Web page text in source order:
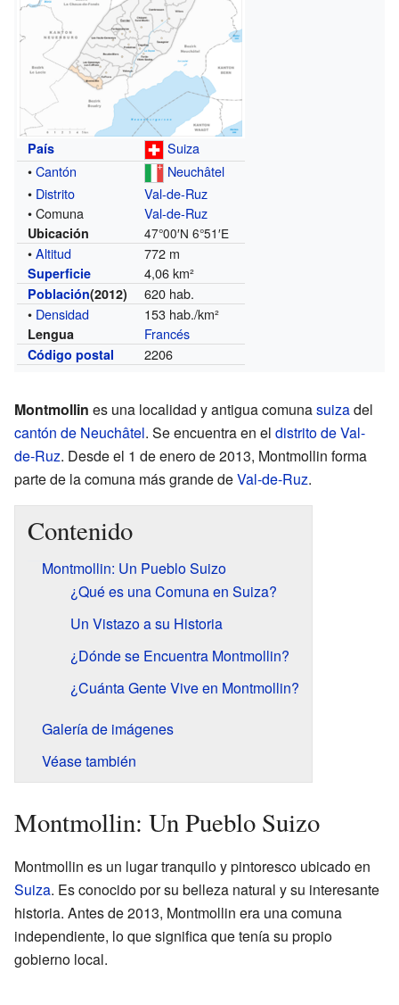
País
Suiza
•Cantón
Neuchâtel
• Distrito
Val-de-Ruz
• Comuna
Val-de-Ruz
Ubicación 47°00′N 6°51′E
•Altitud 772 m
Superficie 4,06 km²
Población(2012)
620 hab.
• Densidad 153 hab./km²
Lengua Francés
Código postal 2206
Montmollin es una localidad y antigua comunasuizadel
cantón de Neuchâtel. Se encuentra en el distrito de Val-
de-Ruz. Desde el 1 de enero de 2013, Montmollin forma
parte de la comuna más grande deVal-de-Ruz.
Contenido
Montmollin: Un Pueblo Suizo
¿Qué es una Comuna en Suiza?
Un Vistazo a su Historia
¿Dónde se Encuentra Montmollin?
¿Cuánta Gente Vive en Montmollin?
Galería de imágenes
Véase también
Montmollin: Un Pueblo Suizo
Montmollin es un lugar tranquilo y pintoresco ubicado en
Suiza. Es conocido por su belleza natural y su interesante
historia. Antes de 2013, Montmollin era una comuna
independiente, lo que significa que tenía su propio
gobierno local.